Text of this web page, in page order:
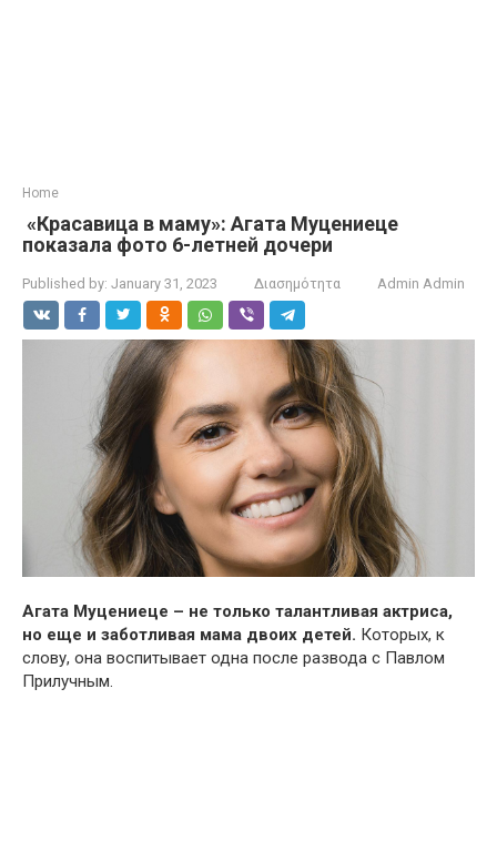
Home
«Красавица в маму»: Агата Муцениеце
показала фото 6-летней дочери
Published by: January 31, 2023 Διασημότητα Admin Admin
Агата Муцениеце – не только талантливая актриса,
но еще и заботливая мама двоих детей. Которых, к
слову, она воспитывает одна после развода с Павлом
Прилучным.